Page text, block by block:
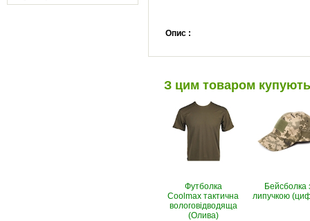
Опис :
З цим товаром купують
Футболка
Coolmax тактична
вологовiдводяща
(Олива)
Бейсболка
липучкою